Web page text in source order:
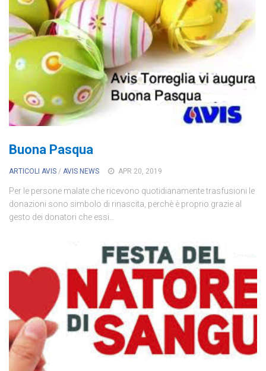
Buona Pasqua
ARTICOLI AVIS / AVIS NEWS APR 20, 2019
Per le persone malate che ricevono quotidianamente trasfusioni le
donazioni sono simbolo di rinascita, perchè è proprio grazie al
gesto dei donatori che essi...